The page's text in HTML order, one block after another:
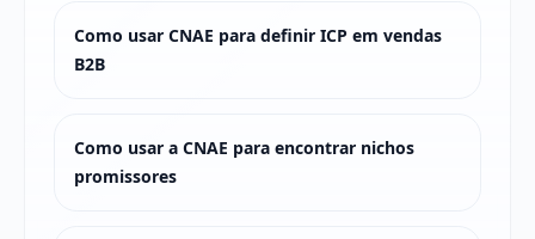
Como usar CNAE para definir ICP em vendas
B2B
Como usar a CNAE para encontrar nichos
promissores